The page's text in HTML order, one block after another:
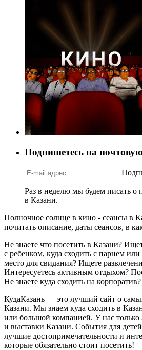
Подпишетесь на
Раз в неделю мы будем писать о
в Казани.
Полночное солнце в кино - сеансы в
почитать описание, даты сеансов, в
Не знаете что посетить в Казани?
с ребенком, куда сходить с парнем
место для свидания? Ищете
Интересуетесь активным отдыхом?
Не знаете куда сходить на
КудаКазань — это лучший сайт о
Казани. Мы знаем куда сходить в
или большой компанией. У нас
и выставки Казани. События для
лучшие достопримечательности и
которые обязательно стоит посетить!